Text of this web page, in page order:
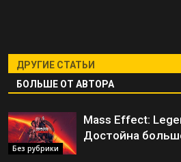
ДРУГИЕ СТАТЬИ
БОЛЬШЕ ОТ АВТОРА
Без рубрики
Mass Effect:
Достойна